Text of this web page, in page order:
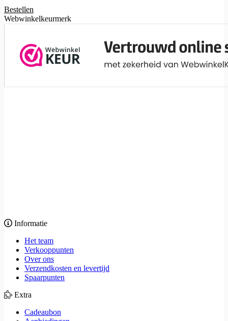
Bestellen
Webwinkelkeurmerk
Informatie
Het team
Verkooppunten
Over ons
Verzendkosten en levertijd
Spaarpunten
Extra
Cadeaubon